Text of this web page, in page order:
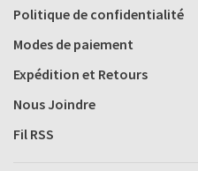
Politique de confidentialité
Modes de paiement
Expédition et Retours
Nous Joindre
Fil RSS